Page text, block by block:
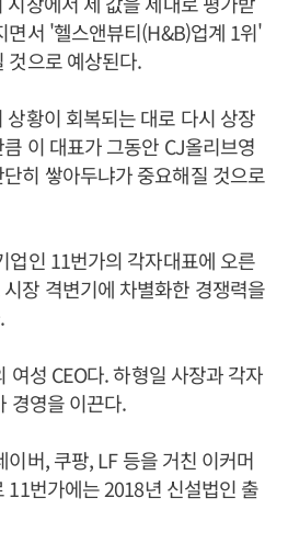
면서 '헬스앤뷰티(H&B)업계 1위'
것으로 예상된다.
황이 회복되는 대로 다시 상장
이 대표가 그동안 CJ올리브영
히 쌓아두냐가 중요해질 것으로
업인 11번가의 각자대표에 오른
장 격변기에 차별화한 경쟁력을
여성 CEO다. 하형일 사장과 각자
경영을 이끈다.
버, 쿠팡, LF 등을 거친 이커머
11번가에는 2018년 신설법인 출